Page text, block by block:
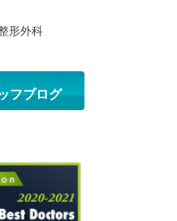
形外科
フブログ